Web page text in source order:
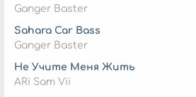
Ganger Baster
Sahara Car Bass
Ganger Baster
Не Учите Меня Жить
ARi Sam Vii